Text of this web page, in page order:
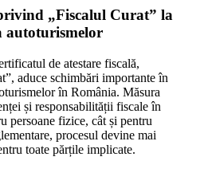
„Fiscalul Curat” la
autoturismelor
de atestare fiscală,
aduce schimbări importante în
în România. Măsura
și responsabilității fiscale în
persoane fizice, cât și pentru
procesul devine mai
toate părțile implicate.